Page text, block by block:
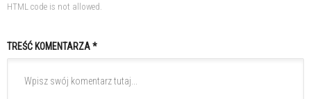
HTML code is not allowed.
TREŚĆ KOMENTARZA *